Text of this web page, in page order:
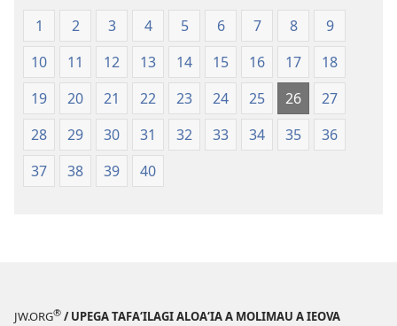
le
Faaliliuga
a
le
Lalolagi
Fou
Faaliliuga
le
Lalolagi
Fou
(Toe
1 2 3 4 5 6 7 8
9
10
11 12 13 14 15 16 17
18
19
20 21 22 23 24 25 26
27
28
29 30 31 32 33 34 35
36
37
38 39 40
JW.ORG® / UPEGA TAFA‘ILAGI ALOA‘IA A MOLIMAU A IEOVA